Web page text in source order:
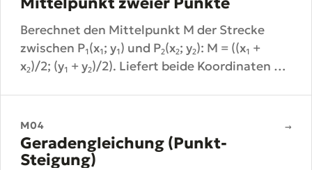
Berechnet den Mittelpunkt M der Strecke
zwischen P₁(x₁; y₁) und P₂(x₂; y₂): M = ((x₁ +
x₂)/2; (y₁ + y₂)/2). Liefert beide Koordinaten als
M04 →
Geradengleichung (Punkt-
Steigung)